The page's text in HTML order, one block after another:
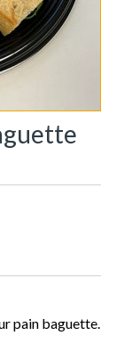
pain baguette.